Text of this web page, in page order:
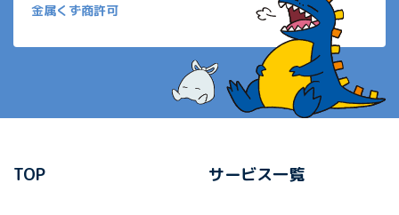
金属くず商許可
TOP サービス一覧